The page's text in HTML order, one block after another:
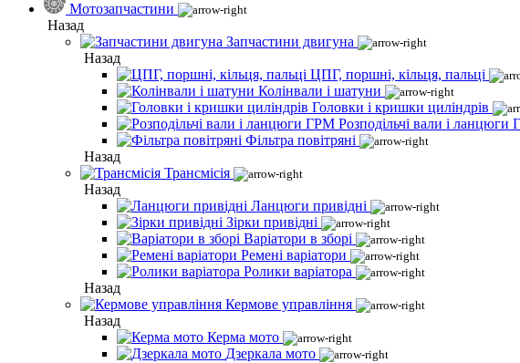
Мотозапчастини
Назад
Запчастини двигуна
Назад
ЦПГ, поршні, кільця, пальці
Колінвали і шатуни
Головки і кришки циліндрів
Розподільчі вали і ланцюги
Фільтра повітряні
Назад
Трансмісія
Назад
Ланцюги привідні
Зірки привідні
Варіатори в зборі
Ремені варіатори
Ролики варіатора
Назад
Кермове управління
Назад
Керма мото
Дзеркала мото